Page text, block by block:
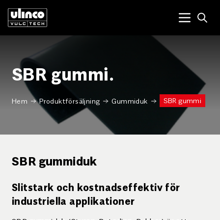
Menu
SBR gummi.
Hem Produktförsäljning Gummiduk SBR gummi
SBR gummiduk
Slitstark och kostnadseffektiv för
industriella applikationer